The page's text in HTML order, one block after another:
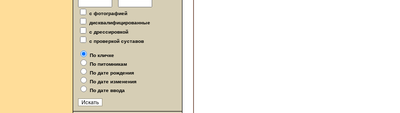
с фотографией
дисквалифицированные
с дрессировкой
с проверкой суставов
По кличке
По питомникам
По дате рождения
По дате изменения
По дате ввода